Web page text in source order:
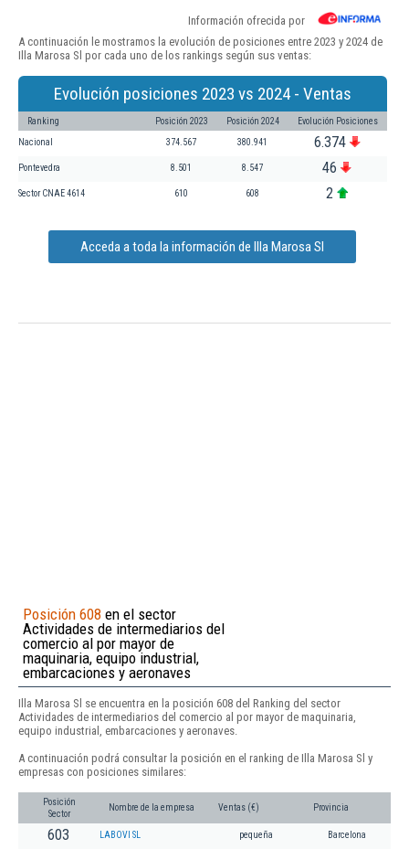
Información ofrecida por
A continuación le mostramos la evolución de posiciones entre 2023 y 2024 de
Illa Marosa Sl por cada uno de los rankings según sus ventas:
Evolución posiciones 2023 vs 2024 - Ventas
Ranking Posición 2023 Posición 2024 Evolución Posiciones
Nacional 374.567 380.941 6.374
Pontevedra 8.501 8.547 46
Sector CNAE 4614 610 608 2
Acceda a toda la información de Illa Marosa Sl
Posición 608 en el sector
Actividades de intermediarios del
comercio al por mayor de
maquinaria, equipo industrial,
embarcaciones y aeronaves
Illa Marosa Sl se encuentra en la posición 608 del Ranking del sector
Actividades de intermediarios del comercio al por mayor de maquinaria,
equipo industrial, embarcaciones y aeronaves.
A continuación podrá consultar la posición en el ranking de Illa Marosa Sl y
empresas con posiciones similares:
Posición
Sector
Nombre de la empresa Ventas (€) Provincia
603 LABOVI SL pequeña Barcelona